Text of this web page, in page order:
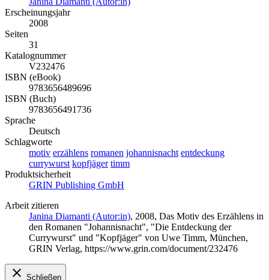
Erscheinungsjahr
2008
Seiten
31
Katalognummer
V232476
ISBN (eBook)
9783656489696
ISBN (Buch)
9783656491736
Sprache
Deutsch
Schlagworte
motiv erzählens romanen johannisnacht entdeckung
currywurst kopfjäger timm
Produktsicherheit
GRIN Publishing GmbH
Arbeit zitieren
Janina Diamanti (Autor:in), 2008, Das Motiv des Erzählens in
den Romanen "Johannisnacht", "Die Entdeckung der
Currywurst" und "Kopfjäger" von Uwe Timm, München,
GRIN Verlag, https://www.grin.com/document/232476
Schließen